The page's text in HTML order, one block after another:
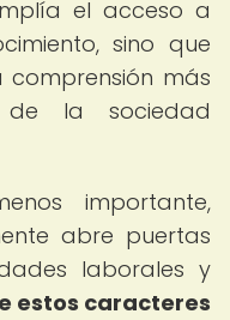
el acceso a
sino que
más
la sociedad
importante,
abre puertas
laborales y
estos caracteres